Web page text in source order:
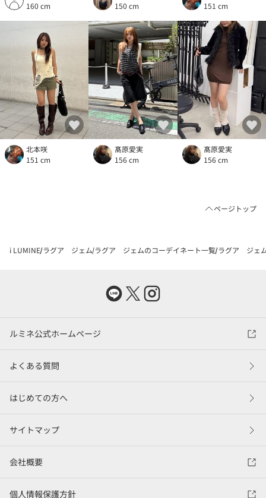
160 cm
150 cm
151 cm
北本咲
151 cm
髙原愛実
156 cm
髙原愛実
156 cm
ページトップ
i LUMINE ラグア ジェム ラグア ジェムのコーデイネート一覧 ラグア ジェ
ルミネ公式ホームページ
よくある質問
はじめての方へ
サイトマップ
会社概要
個人情報保護方針